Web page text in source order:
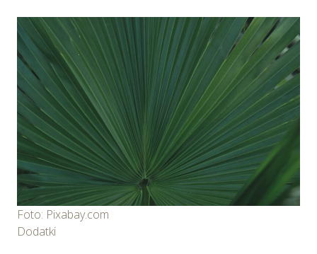
Foto: Pixabay.com
Dodatki